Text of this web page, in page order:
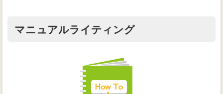
マニュアルライティング